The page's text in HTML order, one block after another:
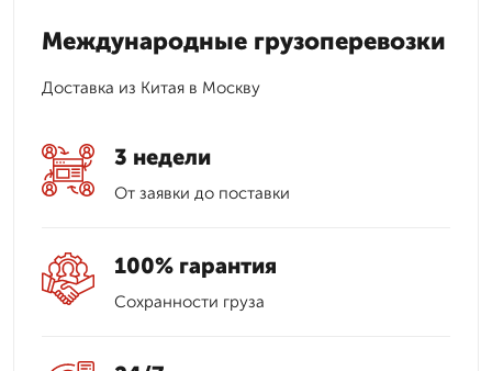
Международные грузоперевозки
Доставка из Китая в Москву
3 недели
От заявки до поставки
100% гарантия
Сохранности груза